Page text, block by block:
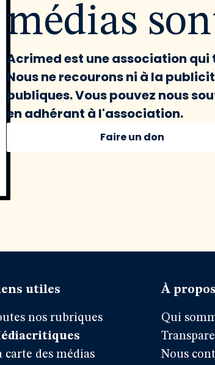
médias
Acrimed est une association
Nous ne recourons ni à la
publiques. Vous pouvez nous
en adhérant à l'association.
Faire un don
utiles
nos rubriques
carte des médias
À propos
Qui
Nous